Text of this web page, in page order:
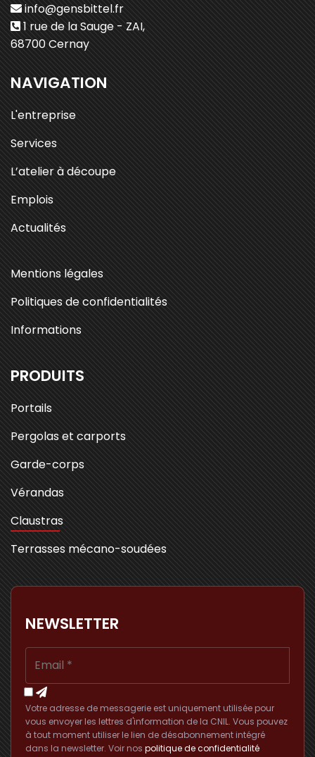
info@gensbittel.fr
1 rue de la Sauge - ZAI,
68700 Cernay
NAVIGATION
L'entreprise
Services
L’atelier à découpe
Emplois
Actualités
Mentions légales
Politiques de confidentialités
Informations
PRODUITS
Portails
Pergolas et carports
Garde-corps
Vérandas
Claustras
Terrasses mécano-soudées
NEWSLETTER
Votre adresse de messagerie est uniquement utilisée pour
vous envoyer les lettres d'information de la CNIL. Vous pouvez
à tout moment utiliser le lien de désabonnement intégré
dans la newsletter. Voir nos politique de confidentialité